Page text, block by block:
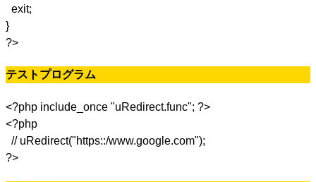
exit;
}
?>
テストプログラム
<?php include_once "uRedirect.func"; ?>
<?php
// uRedirect("https::/www.google.com");
?>